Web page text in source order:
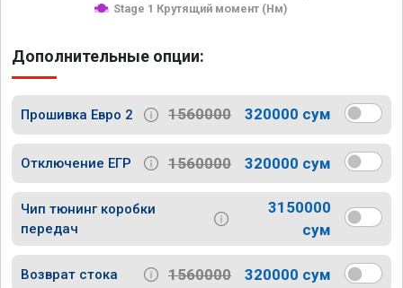
Stage 1 Крутящий момент (Нм)
Дополнительные опции:
Прошивка Евро 2 1560000 320000 сум
Отключение ЕГР 1560000 320000 сум
Чип тюнинг коробки
передач
3150000
сум
Возврат стока 1560000 320000 сум